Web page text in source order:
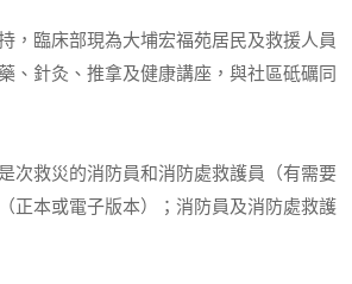
，臨床部現為大埔宏福苑居民及救援人員
、針灸、推拿及健康講座，與社區砥礪同
次救災的消防員和消防處救護員（有需要
正本或電子版本）；消防員及消防處救護